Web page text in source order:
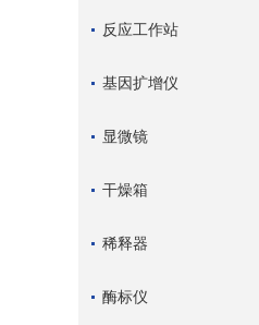
反应工作站
基因扩增仪
显微镜
干燥箱
稀释器
酶标仪